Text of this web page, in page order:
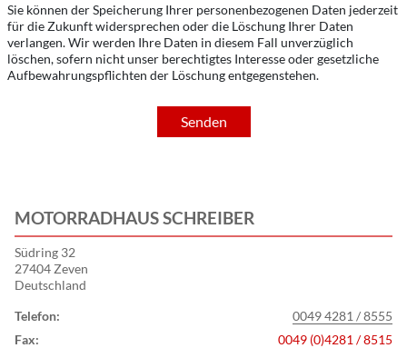
Sie können der Speicherung Ihrer personenbezogenen Daten jederzeit
für die Zukunft widersprechen oder die Löschung Ihrer Daten
verlangen. Wir werden Ihre Daten in diesem Fall unverzüglich
löschen, sofern nicht unser berechtigtes Interesse oder gesetzliche
Aufbewahrungspflichten der Löschung entgegenstehen.
Senden
MOTORRADHAUS SCHREIBER
Südring 32
27404 Zeven
Deutschland
Telefon:
0049 4281 / 8555
Fax:
0049 (0)4281 / 8515